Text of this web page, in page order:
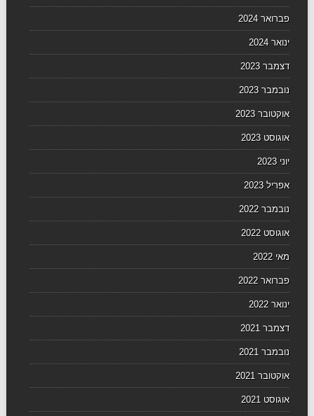
פברואר 2024
ינואר 2024
דצמבר 2023
נובמבר 2023
אוקטובר 2023
אוגוסט 2023
יוני 2023
אפריל 2023
נובמבר 2022
אוגוסט 2022
מאי 2022
פברואר 2022
ינואר 2022
דצמבר 2021
נובמבר 2021
אוקטובר 2021
אוגוסט 2021